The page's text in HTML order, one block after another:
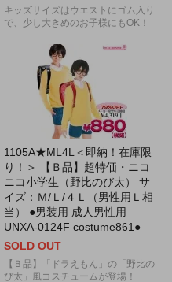
キッズサイズはウエストにゴム入り
で、少し大きめのお子様にもOK！
1105A★ML4L＜即納！在庫限
り！＞ 【Ｂ品】超特価・ニコ
ニコ小学生（野比のび太） サ
イズ：Ｍ/Ｌ/４Ｌ（男性用Ｌ相
当） ●男装用 成人男性用
UNXA-0124F costume861●
SOLD OUT
【Ｂ品】「ドラえもん」の「野比の
び太」風コスチュームが登場！